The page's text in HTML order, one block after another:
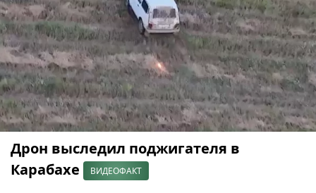
Дрон выследил поджигателя в
Карабахе
ВИДЕОФАКТ